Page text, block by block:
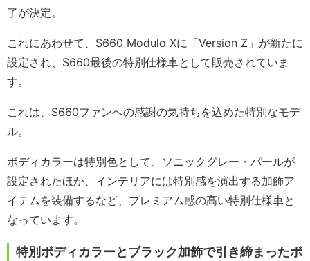
了が決定。
これにあわせて、S660 Modulo Xに「Version Z」が新たに
設定され、S660最後の特別仕様車として販売されていま
す。
これは、S660ファンへの感謝の気持ちを込めた特別なモデ
ル。
ボディカラーは特別色として、ソニックグレー・パールが
設定されたほか、インテリアには特別感を演出する加飾ア
イテムを装備するなど、プレミアム感の高い特別仕様車と
なっています。
特別ボディカラーとブラック加飾で引き締まったボ